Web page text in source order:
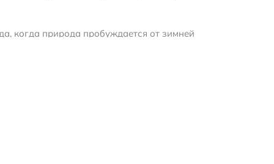
когда природа пробуждается от зимней
- это произведение искусства,